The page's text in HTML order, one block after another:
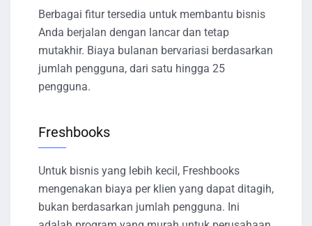
Berbagai fitur tersedia untuk membantu bisnis
Anda berjalan dengan lancar dan tetap
mutakhir. Biaya bulanan bervariasi berdasarkan
jumlah pengguna, dari satu hingga 25
pengguna.
Freshbooks
Untuk bisnis yang lebih kecil, Freshbooks
mengenakan biaya per klien yang dapat ditagih,
bukan berdasarkan jumlah pengguna. Ini